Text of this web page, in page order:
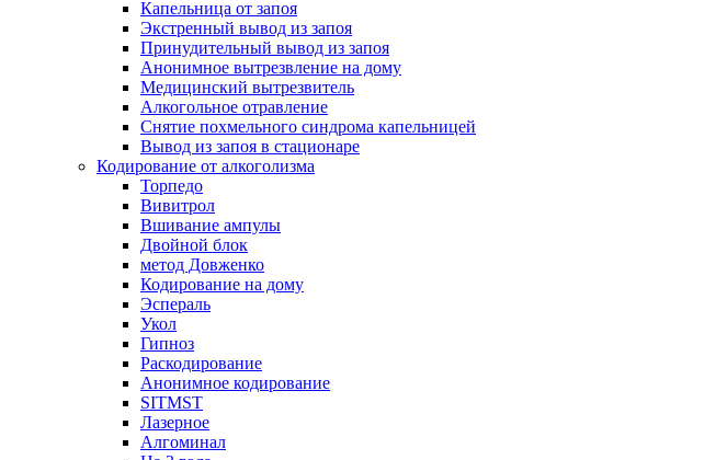
Капельница от запоя
Экстренный вывод из запоя
Принудительный вывод из запоя
Анонимное вытрезвление на дому
Медицинский вытрезвитель
Алкогольное отравление
Снятие похмельного синдрома капельницей
Вывод из запоя в стационаре
Кодирование от алкоголизма
Торпедо
Вивитрол
Вшивание ампулы
Двойной блок
метод Довженко
Кодирование на дому
Эспераль
Укол
Гипноз
Раскодирование
Анонимное кодирование
SITMST
Лазерное
Алгоминал